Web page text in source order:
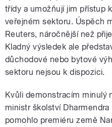
třídy a umožňují jim přístup
veřejném sektoru. Úspěch
Reuters, náročnější než
Kladný výsledek ale
důchodové nebo bytové
sektoru nejsou k dispozici.
Kvůli demonstracím minulý
ministr školství Dharmendra
pomohlo premiéru země